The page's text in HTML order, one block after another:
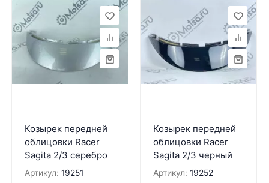
Козырек передней
облицовки Racer
Sagita 2/3 серебро
Артикул: 19251
Козырек передней
облицовки Racer
Sagita 2/3 черный
Артикул: 19252